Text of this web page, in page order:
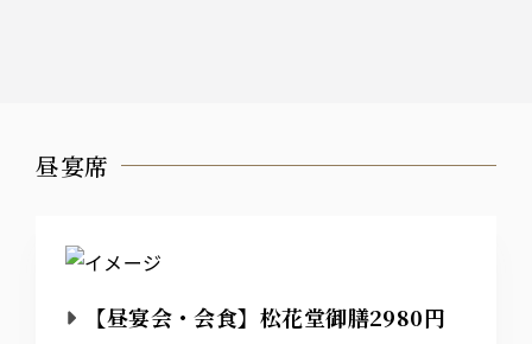
昼宴席
【昼宴会・会食】松花堂御膳2980円